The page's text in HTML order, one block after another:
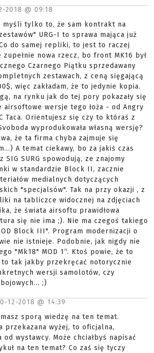
2018 @ 09:18
myśli tylko to, że sam kontrakt na
URG-I to sprawa mająca już
do samej repliki, to jest to raczej
zupełnie nowa rzecz, bo front MK16 był
Czarnego Piątku sprzedawany
zestawach, z ceną sięgającą
więc zakładam, że to jedynie kopia.
na rynku jak do tej pory pokazały się
airsoftowe wersje tego łoża - od Angry
Taca. Orientujesz się czy to któraś z
wyprodukowała własną wersję?
że ta firma chyba zajmuje się
A temat ciekawy, bo za jakiś czas
SIG SURG spowodują, ze znajomy
w standardzie Block II, zacznie
medialnych dotyczących
"specjalsów". Tak na przy okazji , z
na tabliczce widocznej na zdjęciach
że świata airsoftu prawidłowa
się nie ima ;). Nie ma czegoś takiego
Block III". Program modernizacji o
nie istnieje. Podobnie, jak nigdy nie
"Mk18" MOD 1“. Ktoś powie, że to
tak jakby przekręcać notorycznie
wersji samolotów, czy
;)
12-2018 @ 14:39
sporą wiedzę na ten temat.
przekazana wyżej, to oficjalna,
od wystawcy. Może chciałbyś napisać
na ten temat? Co zaś się tyczy